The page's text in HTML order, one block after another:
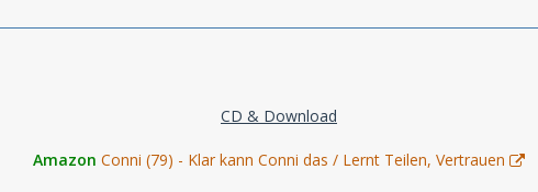
CD & Download
Amazon Conni (79) - Klar kann Conni das / Lernt Teilen, Vertrauen